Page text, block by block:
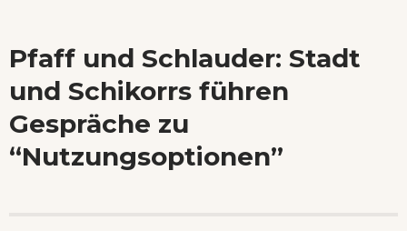
Pfaff und Schlauder: Stadt
und Schikorrs führen
Gespräche zu
“Nutzungsoptionen”